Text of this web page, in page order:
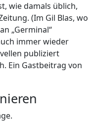
wie damals üblich,
(Im Gil Blas, wo
„Germinal“
immer wieder
publiziert
Ein Gastbeitrag von